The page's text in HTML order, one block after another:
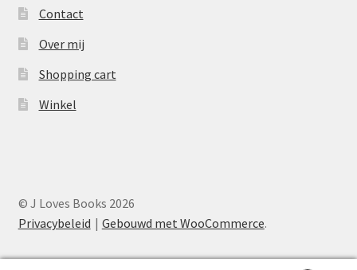
Contact
Over mij
Shopping cart
Winkel
© J Loves Books 2026
Privacybeleid
Gebouwd met WooCommerce.